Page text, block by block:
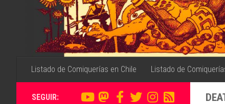
Listado de Comiquerías en Chile Listado de
SEGUIR: